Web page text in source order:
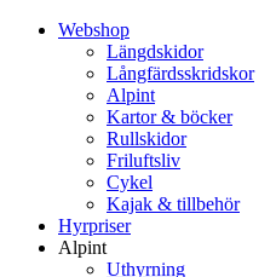
Webshop
Längdskidor
Långfärdsskridskor
Alpint
Kartor & böcker
Rullskidor
Friluftsliv
Cykel
Kajak & tillbehör
Hyrpriser
Alpint
Uthyrning